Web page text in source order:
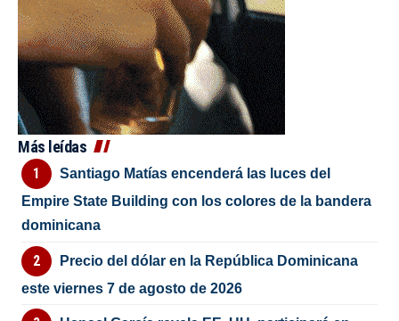
Más leídas
Santiago Matías encenderá las luces del
Empire State Building con los colores de la bandera
dominicana
Precio del dólar en la República Dominicana
este viernes 7 de agosto de 2026